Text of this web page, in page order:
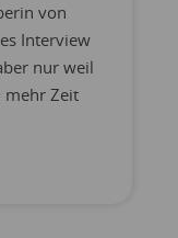
von
Interview
nur weil
mehr Zeit